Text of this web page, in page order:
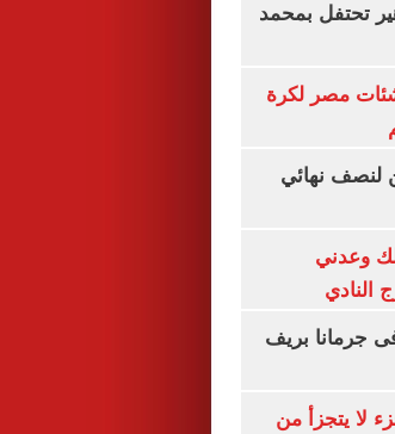
تحتفل بمحمد
مصر لكرة
لنصف نهائي
وعدني
النادي
جرمانا بريف
لا يتجزأ من